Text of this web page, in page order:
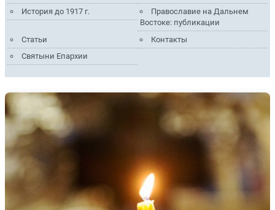
История до 1917 г.
Православие на Дальнем
Востоке: публикации
Статьи
Контакты
Святыни Епархии